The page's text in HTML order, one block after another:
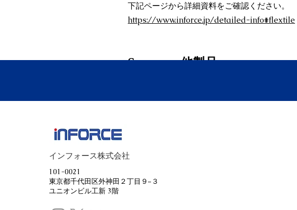
下記ページから詳細資料をご確認ください。
https://www.inforce.jp/detailed-info#flextile
Spennare他製品
インフォース株式会社
101-0021
東京都千代田区外神田２丁目９−３
ユニオンビル工新 3階